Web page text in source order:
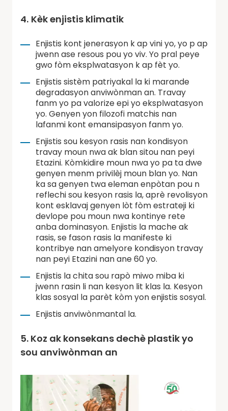
4. Kèk enjistis klimatik
Enjistis kont jenerasyon k ap vini yo, yo p ap
jwenn ase resous pou yo viv. Yo pral peye
gwo fòm eksplwatasyon k ap fèt yo.
Enjistis sistèm patriyakal la ki marande
degradasyon anviwònman an. Travay
fanm yo pa valorize epi yo eksplwatasyon
yo. Genyen yon filozofi matchis nan
lafanmi kont emansipasyon fanm yo.
Enjistis sou kesyon rasis nan kondisyon
travay moun nwa ak blan sitou nan peyi
Etazini. Kòmkidire moun nwa yo pa ta dwe
genyen menm privilèj moun blan yo. Nan
ka sa genyen twa eleman enpòtan pou n
reflechi sou kesyon rasis la, aprè revolisyon
kont esklavaj genyen lòt fòm estrateji ki
devlope pou moun nwa kontinye rete
anba dominasyon. Enjistis la mache ak
rasis, se fason rasis la manifeste ki
kontribye nan amelyore kondisyon travay
nan peyi Etazini nan ane 60 yo.
Enjistis la chita sou rapò miwo miba ki
jwenn rasin li nan kesyon lit klas la. Kesyon
klas sosyal la parèt kòm yon enjistis sosyal.
Enjistis anviwònmantal la.
5. Koz ak konsekans dechè plastik yo
sou anviwònman an